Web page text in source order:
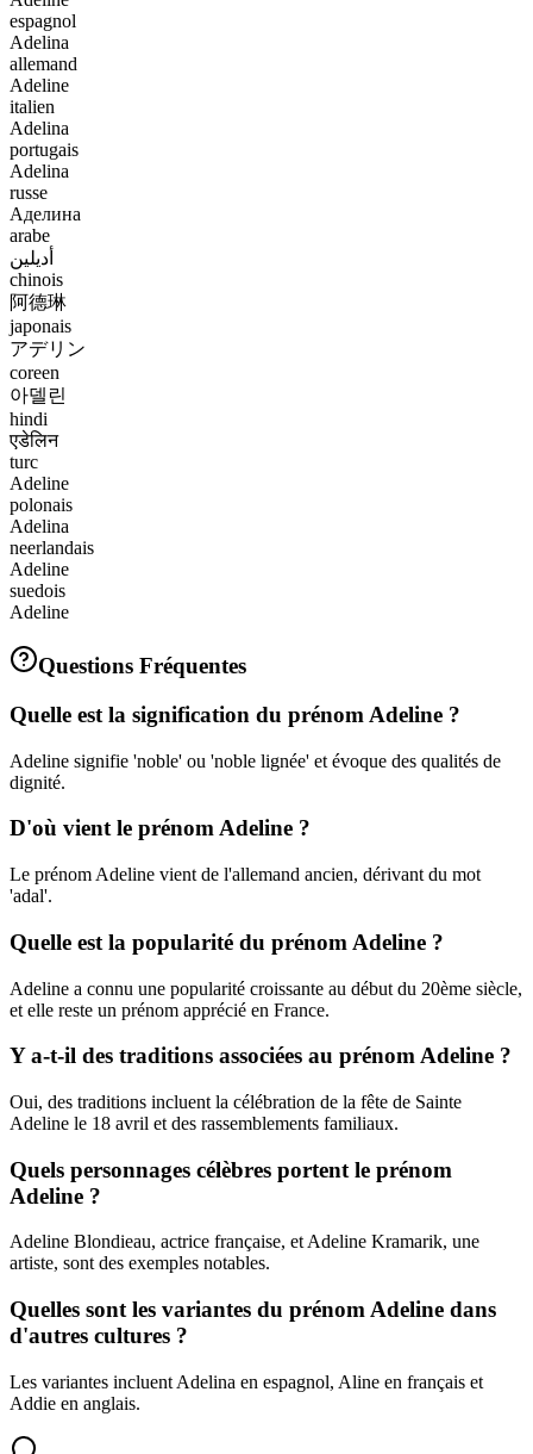
espagnol
Adelina
allemand
Adeline
italien
Adelina
portugais
Adelina
russe
Аделина
arabe
أديلين
chinois
阿德琳
japonais
アデリン
coreen
아델린
hindi
एडेलिन
turc
Adeline
polonais
Adelina
neerlandais
Adeline
suedois
Adeline
Questions Fréquentes
Quelle est la signification du prénom Adeline ?
Adeline signifie 'noble' ou 'noble lignée' et évoque des qualités de
dignité.
D'où vient le prénom Adeline ?
Le prénom Adeline vient de l'allemand ancien, dérivant du mot
'adal'.
Quelle est la popularité du prénom Adeline ?
Adeline a connu une popularité croissante au début du 20ème siècle,
et elle reste un prénom apprécié en France.
Y a-t-il des traditions associées au prénom Adeline ?
Oui, des traditions incluent la célébration de la fête de Sainte
Adeline le 18 avril et des rassemblements familiaux.
Quels personnages célèbres portent le prénom
Adeline ?
Adeline Blondieau, actrice française, et Adeline Kramarik, une
artiste, sont des exemples notables.
Quelles sont les variantes du prénom Adeline dans
d'autres cultures ?
Les variantes incluent Adelina en espagnol, Aline en français et
Addie en anglais.